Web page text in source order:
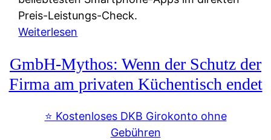
e
W
e
r
s
R
:
W
e
u
d
Preis-Leistungs-Check.
Weiterlesen
t
e
u
e
GmbH-Mythos: Wenn der Schutz der
Firma am privaten Küchentisch endet
⭐️ Kostenloses DKB Girokonto ohne
Gebühren